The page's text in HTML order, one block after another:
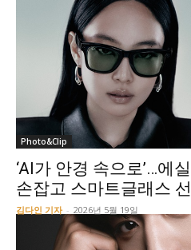
Photo&Clip
‘AI가 안경 속으로’…에
손잡고 스마트글래스
김다인 기자 - 2026년 5월 19일